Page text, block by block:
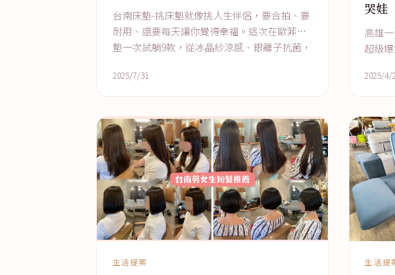
台南床墊-挑床墊就像挑人生伴侶，要合拍、要
耐用、還要每天讓你覺得幸福。這次在歐菲床
墊一次試躺9款，從冰晶紗涼感、銀離子抗菌，
2025/7/31
哭娃
高雄
超級
路過
2025/4/
生活提案 生活提